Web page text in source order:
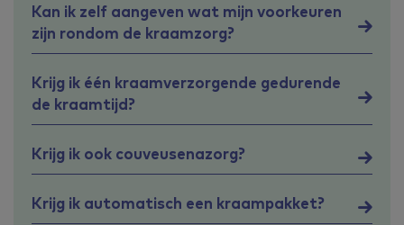
Kan ik zelf aangeven wat mijn voorkeuren
zijn rondom de kraamzorg?
Krijg ik één kraamverzorgende gedurende
de kraamtijd?
Krijg ik ook couveusenazorg?
Krijg ik automatisch een kraampakket?